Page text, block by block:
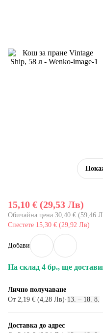
15,10 € (29,53 Лв)
Обичайна цена 30,40 € (59,46
Спестете 15,30 € (29,92 Лв)
Добави
На склад 4 бр., ще
Лично получаване
От 2,19 € (4,28 Лв)· 13. – 18. 8.
Доставка до адрес